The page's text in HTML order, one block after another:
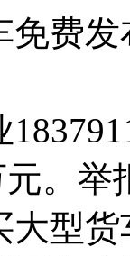
免费
。
型